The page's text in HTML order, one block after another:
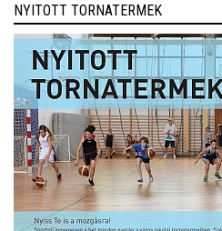
NYITOTT TORNATERMEK